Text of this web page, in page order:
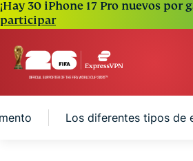
¡Hay 30 iPhone 17 Pro nuevos por
participar
Los diferentes tipos de